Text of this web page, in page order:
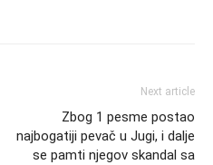
Next article
Zbog 1 pesme postao
najbogatiji pevač u Jugi, i dalje
se pamti njegov skandal sa